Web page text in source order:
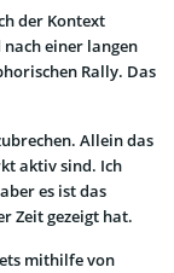
der Kontext
einer langen
Rally. Das
Allein das
aktiv sind. Ich
es ist das
Zeit gezeigt hat.
mithilfe von